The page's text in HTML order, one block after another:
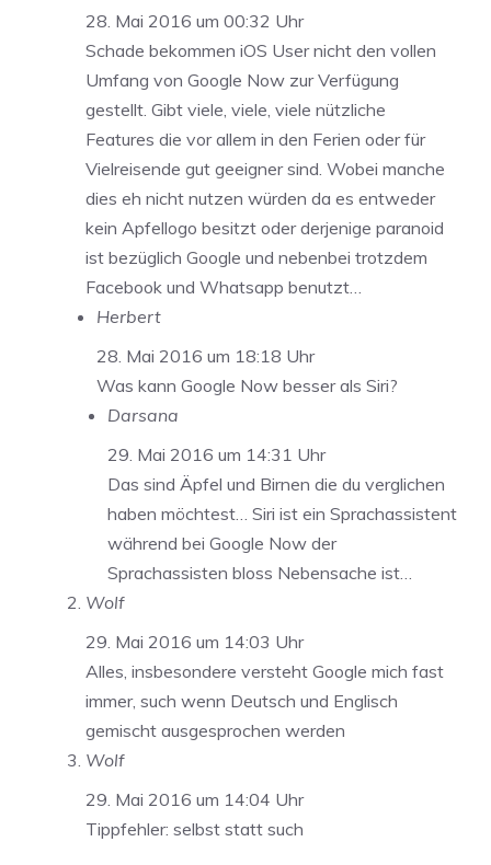
28. Mai 2016 um 00:32 Uhr
Schade bekommen iOS User nicht den vollen
Umfang von Google Now zur Verfügung
gestellt. Gibt viele, viele, viele nützliche
Features die vor allem in den Ferien oder für
Vielreisende gut geeigner sind. Wobei manche
dies eh nicht nutzen würden da es entweder
kein Apfellogo besitzt oder derjenige paranoid
ist bezüglich Google und nebenbei trotzdem
Facebook und Whatsapp benutzt…
Herbert
28. Mai 2016 um 18:18 Uhr
Was kann Google Now besser als Siri?
Darsana
29. Mai 2016 um 14:31 Uhr
Das sind Äpfel und Birnen die du verglichen
haben möchtest… Siri ist ein Sprachassistent
während bei Google Now der
Sprachassisten bloss Nebensache ist…
Wolf
29. Mai 2016 um 14:03 Uhr
Alles, insbesondere versteht Google mich fast
immer, such wenn Deutsch und Englisch
gemischt ausgesprochen werden
Wolf
29. Mai 2016 um 14:04 Uhr
Tippfehler: selbst statt such